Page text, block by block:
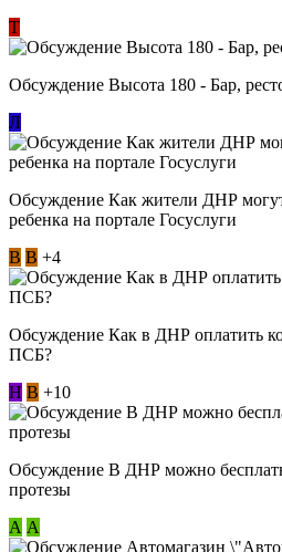
Т
Обсуждение Высота 180 - Бар,
Л
Обсуждение Как жители ДНР могут
ребенка на портале Госуслуги
В В +4
Обсуждение Как в ДНР оплатить
ПСБ?
Н В +10
Обсуждение В ДНР можно
протезы
А А